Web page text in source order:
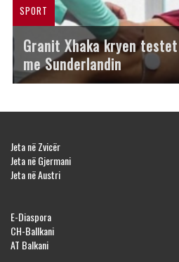
SPORT
Granit Xhaka kryen
me Sunderlandin
Jeta në Zvicër
Jeta në Gjermani
Jeta në Austri
E-Diaspora
CH-Ballkani
AT Balkani